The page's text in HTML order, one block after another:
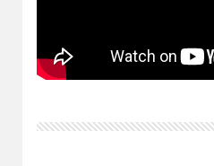
2019
2016